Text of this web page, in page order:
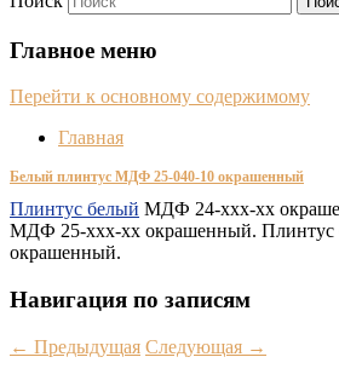
Главное меню
Перейти к основному содержимому
Главная
Белый плинтус МДФ 25-040-10 окрашенный
Плинтус белый МДФ 24-xxx-xx
МДФ 25-xxx-xx окрашенный.
окрашенный.
Навигация по записям
← Предыдущая Следующая →